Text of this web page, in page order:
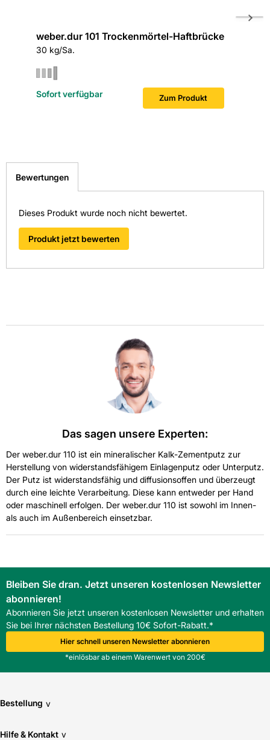
Gefahr
Verursacht Hautreizungen.
Verursacht schwere Augenschäden.
weber.dur 101 Trockenmörtel-Haftbrücke
30 kg/Sa.
Zum Produkt
Sofort verfügbar
Bewertungen
Dieses Produkt wurde noch nicht bewertet.
Produkt jetzt bewerten
Das sagen unsere Experten:
Der weber.dur 110 ist ein mineralischer Kalk-Zementputz zur
Herstellung von widerstandsfähigem Einlagenputz oder Unterputz.
Der Putz ist widerstandsfähig und diffusionsoffen und überzeugt
durch eine leichte Verarbeitung. Diese kann entweder per Hand
oder maschinell erfolgen. Der weber.dur 110 ist sowohl im Innen-
als auch im Außenbereich einsetzbar.
Bleiben Sie dran. Jetzt unseren kostenlosen Newsletter
abonnieren!
Abonnieren Sie jetzt unseren kostenlosen Newsletter und erhalten
Sie bei Ihrer nächsten Bestellung 10€ Sofort-Rabatt.*
Hier schnell unseren Newsletter abonnieren
*einlösbar ab einem Warenwert von 200€
Bestellung v
Hilfe & Kontakt v